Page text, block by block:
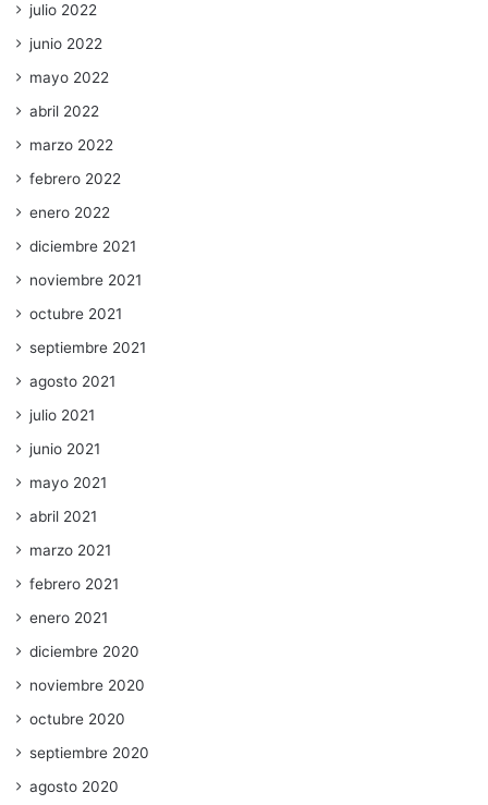
julio 2022
junio 2022
mayo 2022
abril 2022
marzo 2022
febrero 2022
enero 2022
diciembre 2021
noviembre 2021
octubre 2021
septiembre 2021
agosto 2021
julio 2021
junio 2021
mayo 2021
abril 2021
marzo 2021
febrero 2021
enero 2021
diciembre 2020
noviembre 2020
octubre 2020
septiembre 2020
agosto 2020